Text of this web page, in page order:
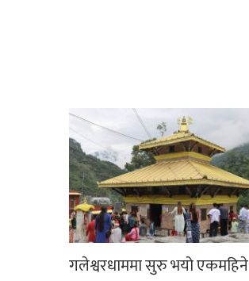
गलेश्वरधाममा सुरु भयो एकमहिने